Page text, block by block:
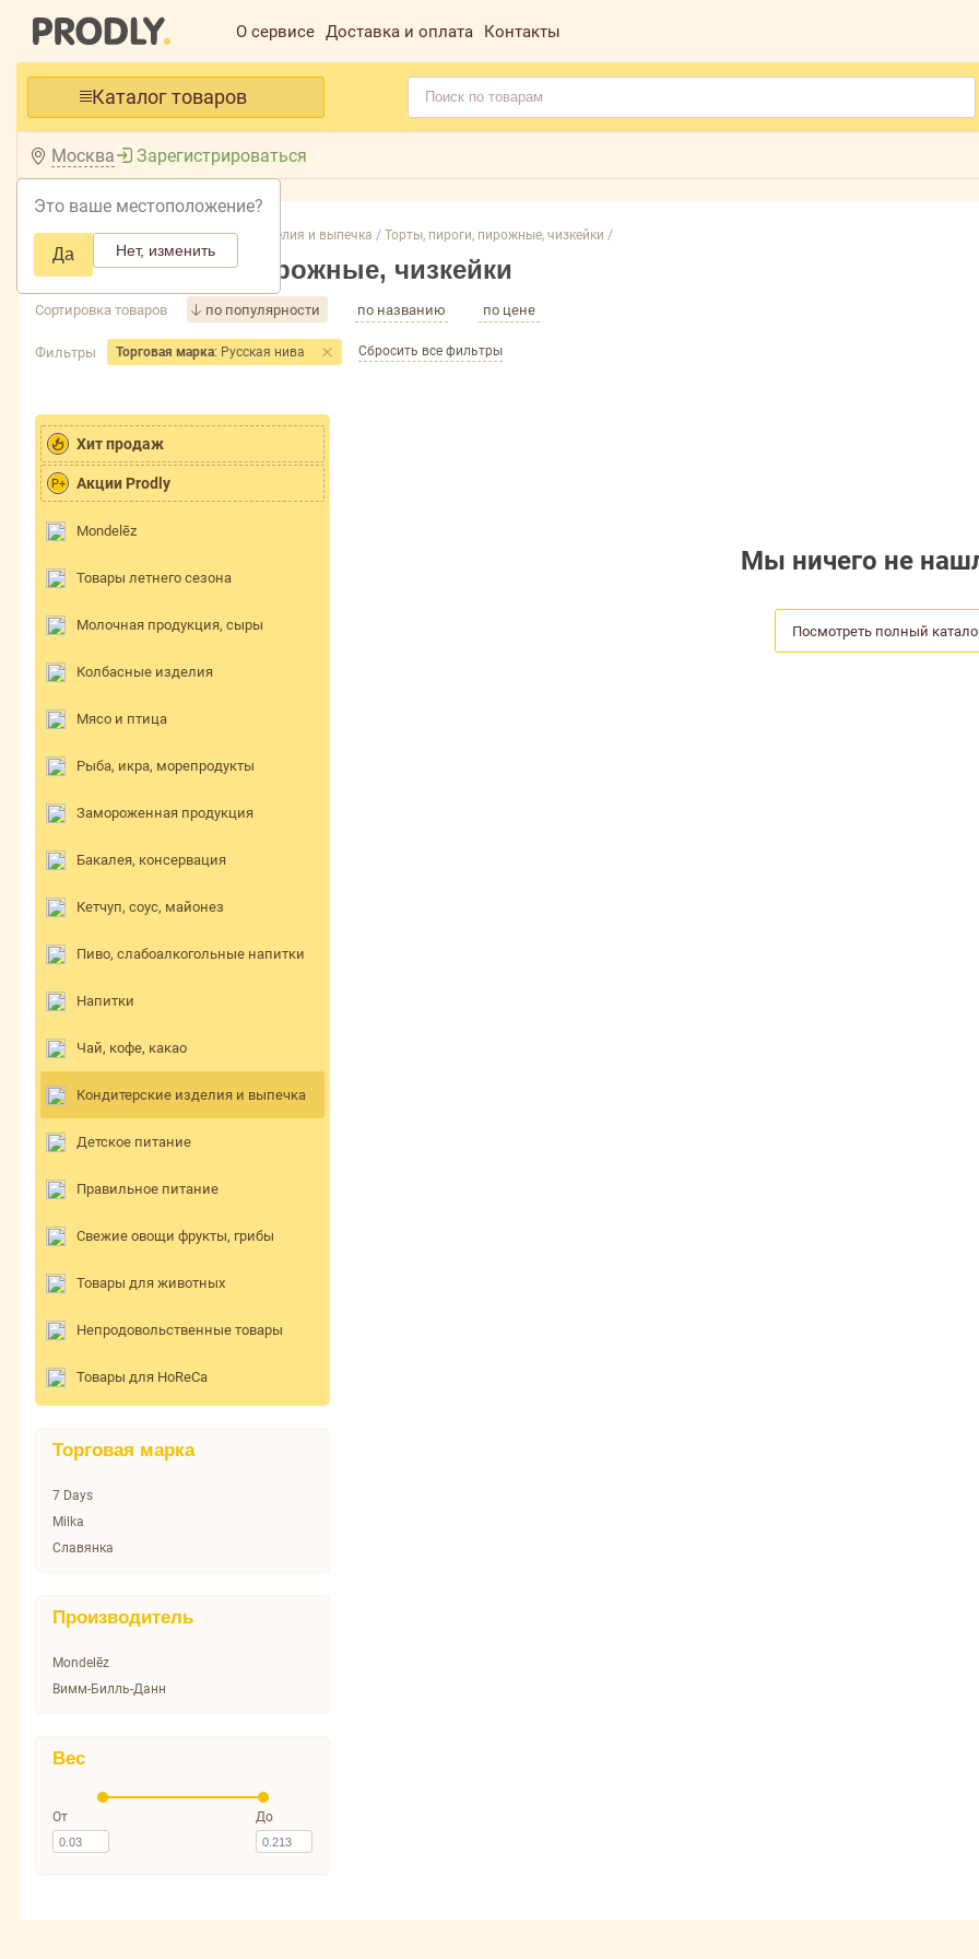
О сервисе Доставка и оплата Контакты
Каталог товаров
Москва
Это ваше местоположение?
Да Нет, изменить
Зарегистрироваться
Главная /Каталог /Кондитерские изделия и выпечка / Торты, пироги, пирожные, чизкейки /
Торты, пироги, пирожные, чизкейки
Сортировка товаров по популярности по названию по цене
Фильтры Торговая марка: Русская нива Сбросить все фильтры
Хит продаж
P+ Акции Prodly
Mondelēz
Товары летнего сезона
Молочная продукция, сыры
Колбасные изделия
Мясо и птица
Рыба, икра, морепродукты
Замороженная продукция
Бакалея, консервация
Кетчуп, соус, майонез
Пиво, слабоалкогольные напитки
Напитки
Чай, кофе, какао
Кондитерские изделия и выпечка
Детское питание
Правильное питание
Свежие овощи фрукты, грибы
Товары для животных
Непродовольственные товары
Товары для HoReCa
Торговая марка
7 Days
Milka
Славянка
Производитель
Mondelēz
Вимм-Билль-Данн
Вес
От До
Мы ничего не
Посмотреть полный